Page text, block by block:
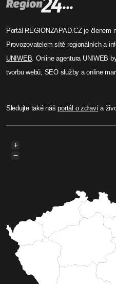
Portál REGIONZAPAD.CZ je členem
Provozovatelem sítě regionálních a
UNIWEB . Online agentura UNIWEB
tvorbu webů, SEO služby a online
Sledujte také nášportál o zdravía
+
−